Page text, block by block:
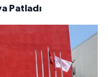
Patladı